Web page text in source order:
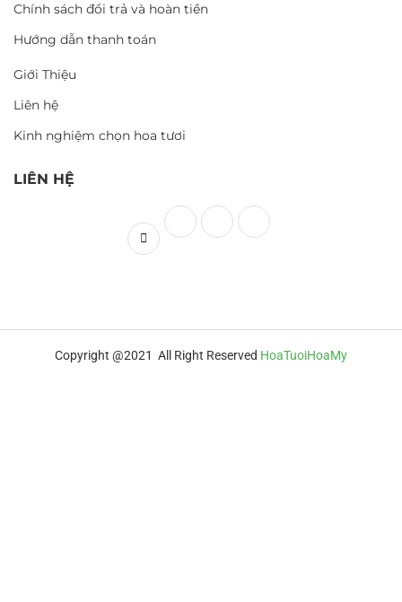
Chính sách đổi trả và hoàn tiền
Hướng dẫn thanh toán
Giới Thiệu
Liên hệ
Kinh nghiệm chọn hoa tươi
LIÊN HỆ
Copyright @2021 All Right Reserved HoaTuoiHoaMy